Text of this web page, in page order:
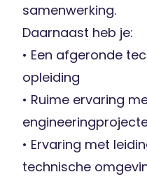
samenwerking.
Daarnaast heb je:
• Een afgeronde
opleiding
• Ruime ervaring
• Ervaring met
technische